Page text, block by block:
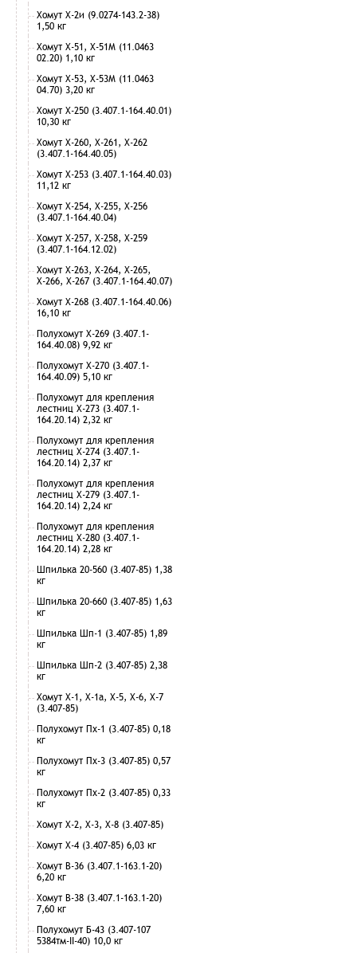
Хомут Х-2и (9.0274-143.2-38)
1,50 кг
Хомут Х-51, Х-51М (11.0463
02.20) 1,10 кг
Хомут Х-53, Х-53М (11.0463
04.70) 3,20 кг
Хомут Х-250 (3.407.1-164.40.01)
10,30 кг
Хомут Х-260, Х-261, Х-262
(3.407.1-164.40.05)
Хомут Х-253 (3.407.1-164.40.03)
11,12 кг
Хомут Х-254, Х-255, Х-256
(3.407.1-164.40.04)
Хомут Х-257, Х-258, Х-259
(3.407.1-164.12.02)
Хомут Х-263, Х-264, Х-265,
Х-266, Х-267 (3.407.1-164.40.07)
Хомут Х-268 (3.407.1-164.40.06)
16,10 кг
Полухомут Х-269 (3.407.1-
164.40.08) 9,92 кг
Полухомут Х-270 (3.407.1-
164.40.09) 5,10 кг
Полухомут для крепления
лестниц Х-273 (3.407.1-
164.20.14) 2,32 кг
Полухомут для крепления
лестниц Х-274 (3.407.1-
164.20.14) 2,37 кг
Полухомут для крепления
лестниц Х-279 (3.407.1-
164.20.14) 2,24 кг
Полухомут для крепления
лестниц Х-280 (3.407.1-
164.20.14) 2,28 кг
Шпилька 20-560 (3.407-85) 1,38
кг
Шпилька 20-660 (3.407-85) 1,63
кг
Шпилька Шп-1 (3.407-85) 1,89
кг
Шпилька Шп-2 (3.407-85) 2,38
кг
Хомут Х-1, Х-1а, Х-5, Х-6, Х-7
(3.407-85)
Полухомут Пх-1 (3.407-85) 0,18
кг
Полухомут Пх-3 (3.407-85) 0,57
кг
Полухомут Пх-2 (3.407-85) 0,33
кг
Хомут Х-2, Х-3, Х-8 (3.407-85)
Хомут Х-4 (3.407-85) 6,03 кг
Хомут В-36 (3.407.1-163.1-20)
6,20 кг
Хомут В-38 (3.407.1-163.1-20)
7,60 кг
Полухомут Б-43 (3.407-107
5384тм-II-40) 10,0 кг